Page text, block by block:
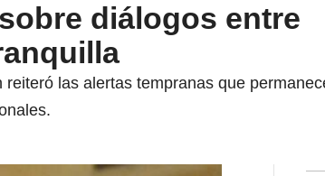
diálogos entre
las alertas tempranas que